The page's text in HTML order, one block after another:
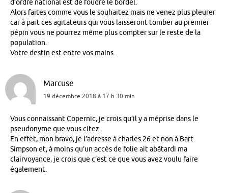
d’ordre national est de foudre le bordel.
Alors faites comme vous le souhaitez mais ne venez plus pleurer
car à part ces agitateurs qui vous laisseront tomber au premier
pépin vous ne pourrez même plus compter sur le reste de la
population.
Votre destin est entre vos mains.
Marcuse
19 décembre 2018 à 17 h 30 min
Vous connaissant Copernic, je crois qu’il y a méprise dans le
pseudonyme que vous citez.
En effet, mon bravo, je l’adresse à charles 26 et non à Bart
Simpson et, à moins qu’un accès de folie ait abâtardi ma
clairvoyance, je crois que c’est ce que vous avez voulu faire
également.